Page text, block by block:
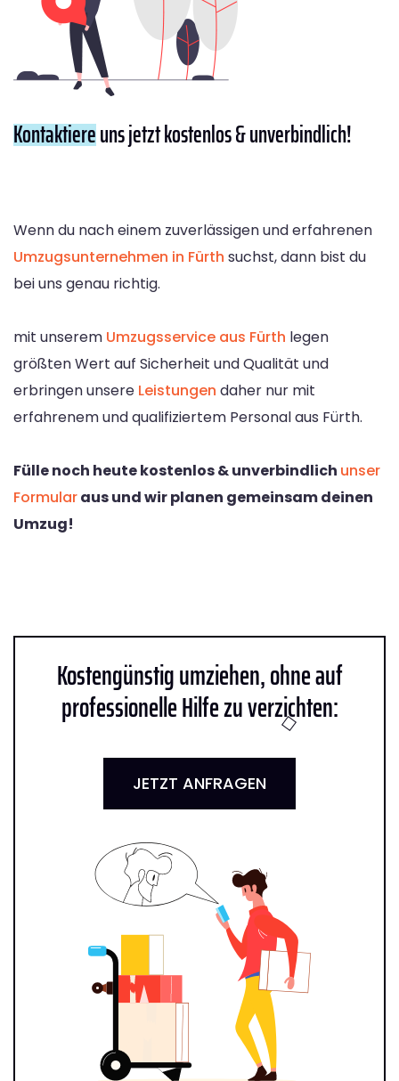
Kontaktiereuns jetzt kostenlos & unverbindlich!
Wenn du nach einem zuverlässigen und erfahrenen
Umzugsunternehmen in Fürth suchst, dann bist du
bei uns genau richtig.
mit unserem Umzugsservice aus Fürth legen
größten Wert auf Sicherheit und Qualität und
erbringen unsere Leistungen daher nur mit
erfahrenem und qualifiziertem Personal aus Fürth.
Fülle noch heute kostenlos & unverbindlich unser
Formularaus und wir planen gemeinsam deinen
Umzug!
Kostengünstig umziehen, ohne auf
professionelle Hilfe zu verzichten:
JETZT ANFRAGEN